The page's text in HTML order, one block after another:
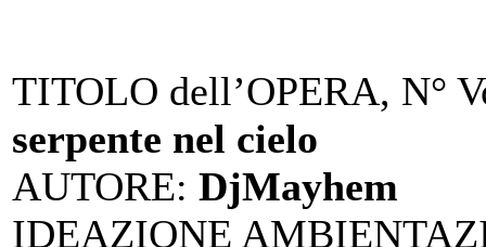
TITOLO dell’OPERA, N°
serpente nel cielo
AUTORE: DjMayhem
IDEAZIONE